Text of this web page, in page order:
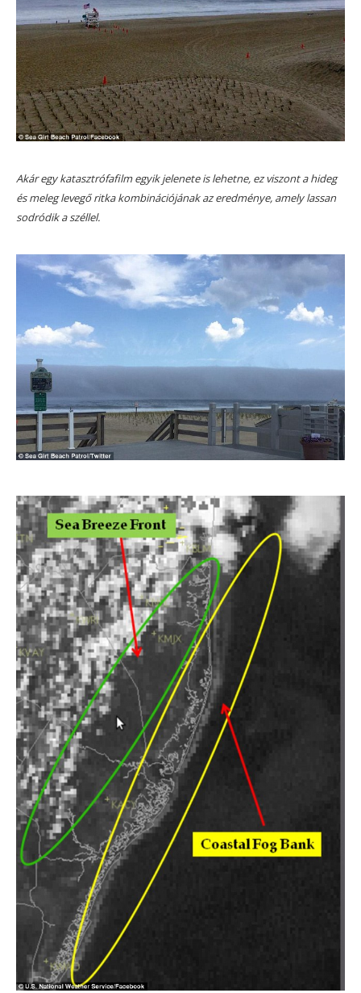
Akár egy katasztrófafilm egyik jelenete is lehetne, ez viszont a hideg
és meleg levegő ritka kombinációjának az eredménye, amely lassan
sodródik a széllel.